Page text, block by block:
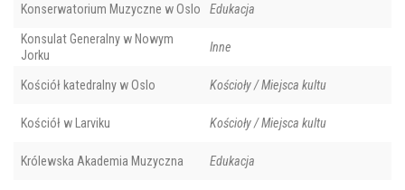
Konserwatorium Muzyczne w Oslo Edukacja
Konsulat Generalny w Nowym
Jorku
Inne
Kościół katedralny w Oslo Kościoły / Miejsca kultu
Kościół w Larviku Kościoły / Miejsca kultu
Królewska Akademia Muzyczna Edukacja